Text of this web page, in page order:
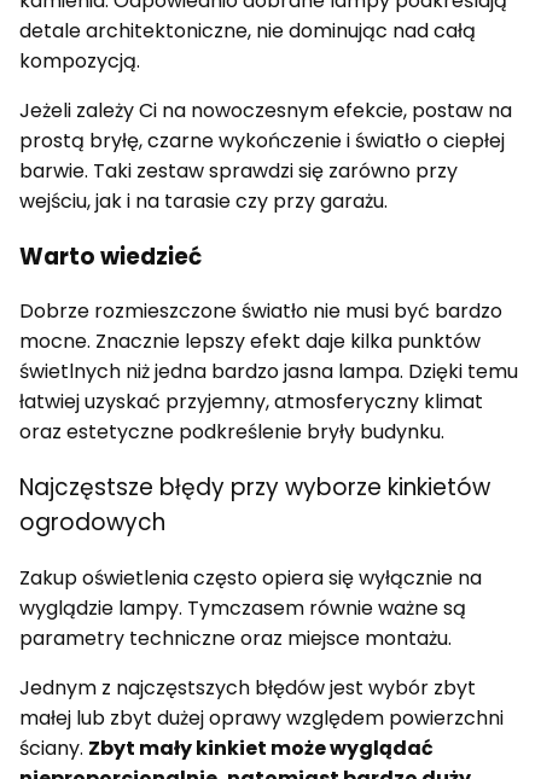
detale architektoniczne, nie dominując nad całą
kompozycją.
Jeżeli zależy Ci na nowoczesnym efekcie, postaw na
prostą bryłę, czarne wykończenie i światło o ciepłej
barwie. Taki zestaw sprawdzi się zarówno przy
wejściu, jak i na tarasie czy przy garażu.
Warto wiedzieć
Dobrze rozmieszczone światło nie musi być bardzo
mocne. Znacznie lepszy efekt daje kilka punktów
świetlnych niż jedna bardzo jasna lampa. Dzięki temu
łatwiej uzyskać przyjemny, atmosferyczny klimat
oraz estetyczne podkreślenie bryły budynku.
Najczęstsze błędy przy wyborze kinkietów
ogrodowych
Zakup oświetlenia często opiera się wyłącznie na
wyglądzie lampy. Tymczasem równie ważne są
parametry techniczne oraz miejsce montażu.
Jednym z najczęstszych błędów jest wybór zbyt
małej lub zbyt dużej oprawy względem powierzchni
ściany. Zbyt mały kinkiet może wyglądać